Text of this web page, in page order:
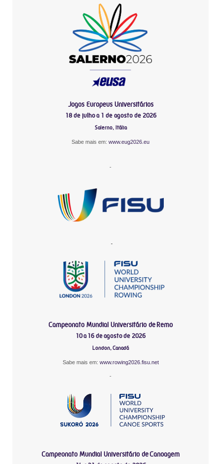
Jogos Europeus Universitários
18 de julho a 1 de agosto de 2026
Salerno, Itália
Sabe mais em: www.eug2026.eu
-
-
Campeonato Mundial Universitário de Remo
10 a 16 de agosto de 2026
London, Canadá
Sabe mais em: www.rowing2026.fisu.net
-
Campeonato Mundial Universitário de Canoagem